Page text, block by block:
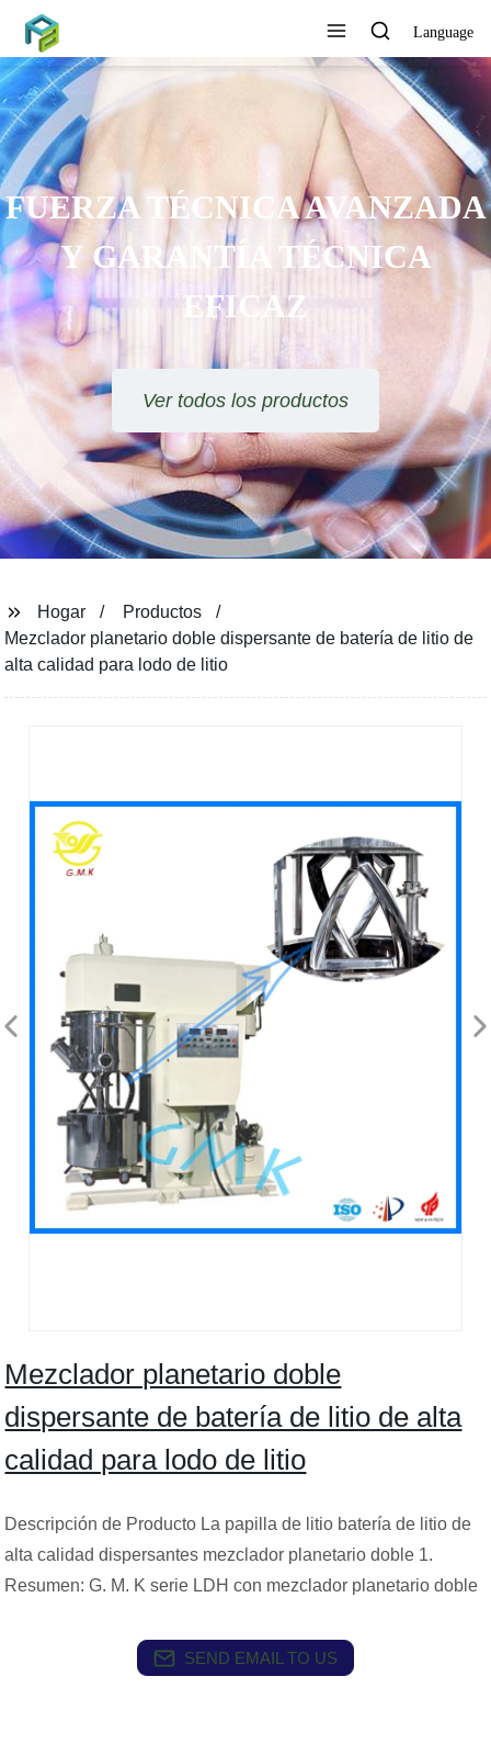
Language
FUERZA TÉCNICA AVANZADA
Y GARANTÍA TÉCNICA
EFICAZ
Ver todos los productos
Hogar
Productos
Mezclador planetario doble dispersante de batería de litio de
alta calidad para lodo de litio
Mezclador planetario doble
dispersante de batería de litio de alta
calidad para lodo de litio
Descripción de Producto La papilla de litio batería de litio de
alta calidad dispersantes mezclador planetario doble 1.
Resumen: G. M. K serie LDH con mezclador planetario doble
SEND EMAIL TO US